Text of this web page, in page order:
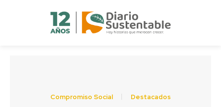
Compromiso Social Destacados